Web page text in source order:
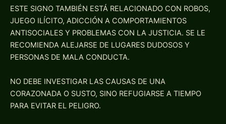
ESTE SIGNO TAMBIÉN ESTÁ RELACIONADO CON ROBOS,
JUEGO ILÍCITO, ADICCIÓN A COMPORTAMIENTOS
ANTISOCIALES Y PROBLEMAS CON LA JUSTICIA. SE LE
RECOMIENDA ALEJARSE DE LUGARES DUDOSOS Y
PERSONAS DE MALA CONDUCTA.
NO DEBE INVESTIGAR LAS CAUSAS DE UNA
CORAZONADA O SUSTO, SINO REFUGIARSE A TIEMPO
PARA EVITAR EL PELIGRO.